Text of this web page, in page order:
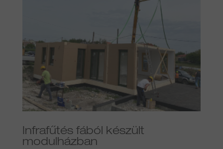
Infrafűtés fából készült
modulházban